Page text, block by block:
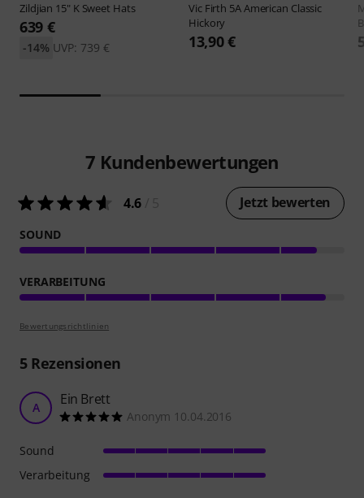
Zildjian 15" K Sweet Hats
639 €
UVP: 739 €
-14%
Vic Firth 5A American Classic
Hickory
13,90 €
7 Kundenbewertungen
4.6 Jetzt bewerten
SOUND
VERARBEITUNG
Bewertungsrichtlinien
5Rezensionen
A Ein Brett
Anonym 10.04.2016
Sound
Verarbeitung